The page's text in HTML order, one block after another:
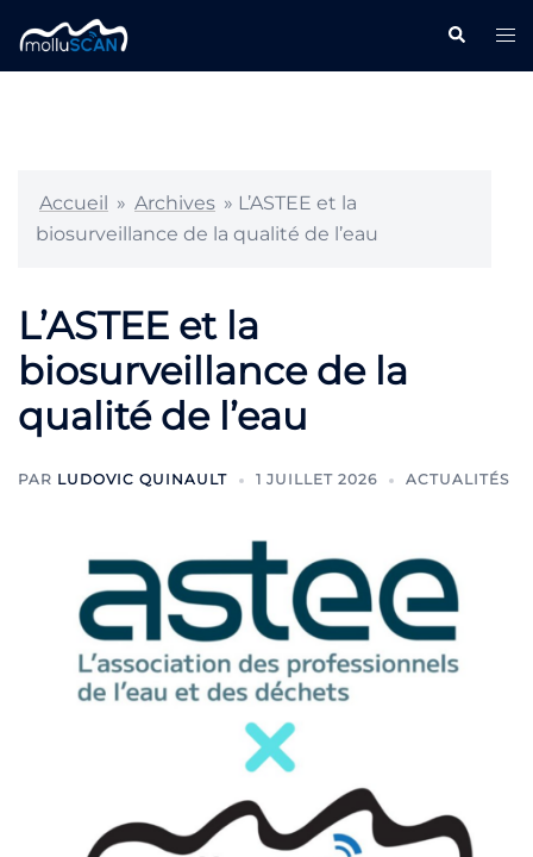
au
contenu
Accueil » Archives » L’ASTEE et la
biosurveillance de la qualité de l’eau
L’ASTEE et la
biosurveillance de la
qualité de l’eau
PAR LUDOVIC QUINAULT 1 JUILLET 2026 ACTUALITÉS